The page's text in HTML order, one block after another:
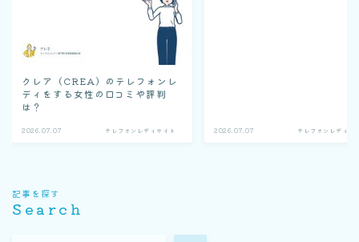
クレア（CREA）のテレフォンレ
ディをする女性の口コミや評判
は？
2026.07.07 テレフォンレディサイト 2026.07.07 テレフォンレディサ
記事を探す
Search